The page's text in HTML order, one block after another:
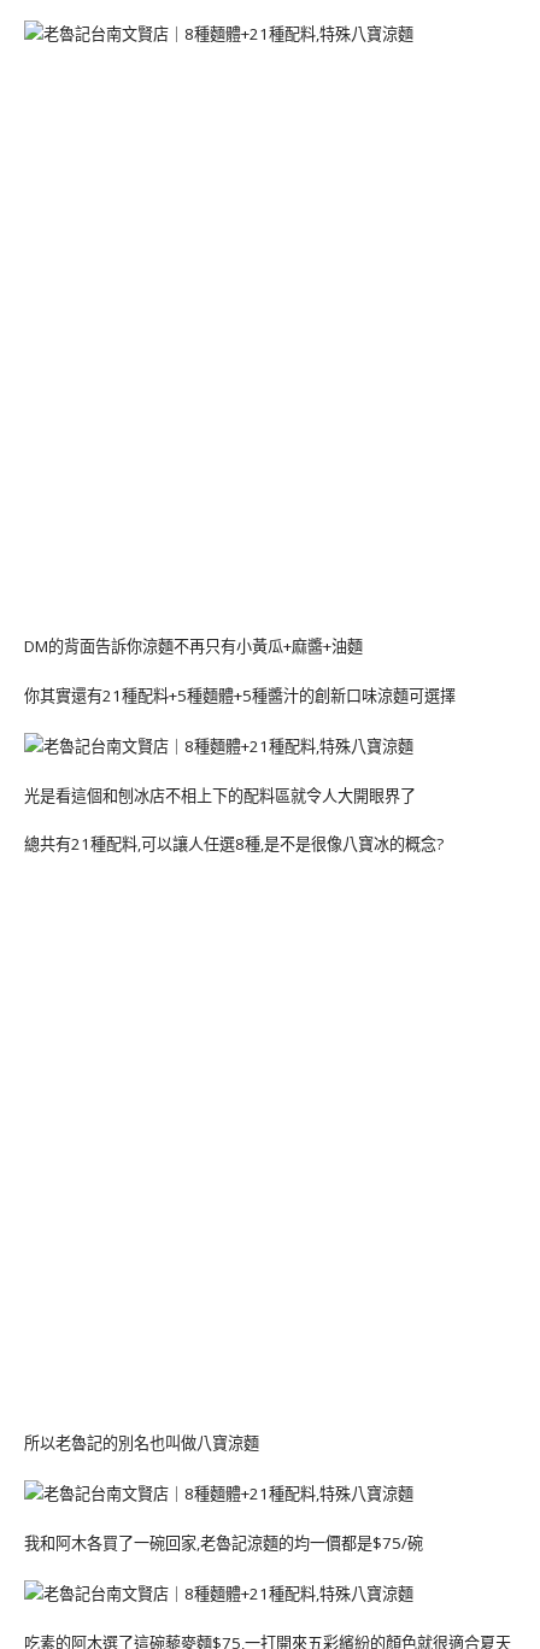
DM的背面告訴你涼麵不再只有小黃瓜+麻醬+油麵
你其實還有21種配料+5種麵體+5種醬汁的創新口味涼麵可選擇
光是看這個和刨冰店不相上下的配料區就令人大開眼界了
總共有21種配料,可以讓人任選8種,是不是很像八寶冰的概念?
所以老魯記的別名也叫做八寶涼麵
我和阿木各買了一碗回家,老魯記涼麵的均一價都是$75/碗
吃素的阿木選了這碗藜麥麵$75,一打開來五彩繽紛的顏色就很適合夏天